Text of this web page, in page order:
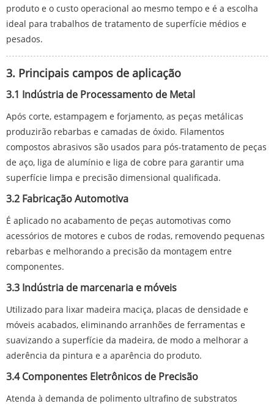
produto e o custo operacional ao mesmo tempo e é a escolha
ideal para trabalhos de tratamento de superfície médios e
pesados.
3. Principais campos de aplicação
3.1 Indústria de Processamento de Metal
Após corte, estampagem e forjamento, as peças metálicas
produzirão rebarbas e camadas de óxido. Filamentos
compostos abrasivos são usados ​​para pós-tratamento de peças
de aço, liga de alumínio e liga de cobre para garantir uma
superfície limpa e precisão dimensional qualificada.
3.2 Fabricação Automotiva
É aplicado no acabamento de peças automotivas como
acessórios de motores e cubos de rodas, removendo pequenas
rebarbas e melhorando a precisão da montagem entre
componentes.
3.3 Indústria de marcenaria e móveis
Utilizado para lixar madeira maciça, placas de densidade e
móveis acabados, eliminando arranhões de ferramentas e
suavizando a superfície da madeira, de modo a melhorar a
aderência da pintura e a aparência do produto.
3.4 Componentes Eletrônicos de Precisão
Atenda à demanda de polimento ultrafino de substratos